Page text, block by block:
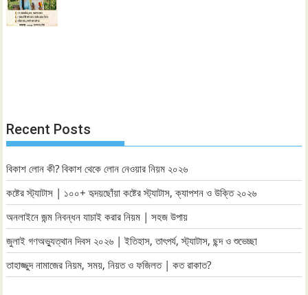
Recent Posts
বিকাশ লোন কী? বিকাশ থেকে লোন নেওয়ার নিয়ম ২০২৬
কষ্টের স্ট্যাটাস | ১০০+ হৃদয়ছোঁয়া কষ্টের স্ট্যাটাস, ক্যাপশন ও উক্তি ২০২৬
অনলাইনে জন্ম নিবন্ধন যাচাই করার নিয়ম | সহজ উপায়
জুলাই গণঅভ্যুত্থান দিবস ২০২৬ | ইতিহাস, তাৎপর্য, স্ট্যাটাস, ছন্দ ও শুভেচ্ছা
তাহাজ্জুদ নামাজের নিয়ম, সময়, নিয়ত ও ফজিলত | কত রাকাত?